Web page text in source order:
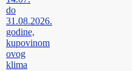
do
31.08.2026.
godine,
kupovinom
ovog
klima